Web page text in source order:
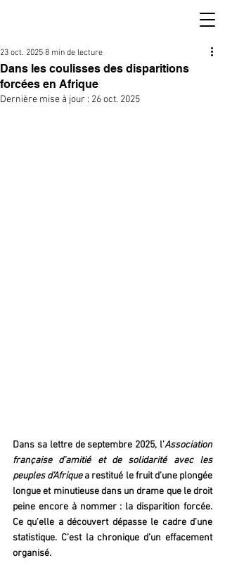
Dans les coulisses des disparitions
forcées en Afrique
23 oct. 2025 8 min de lecture
Dernière mise à jour : 26 oct. 2025
Dans sa lettre de septembre 2025, l’Association
française d’amitié et de solidarité avec les
peuples d’Afrique a restitué le fruit d’une plongée
longue et minutieuse dans un drame que le droit
peine encore à nommer : la disparition forcée.
Ce qu’elle a découvert dépasse le cadre d’une
statistique. C’est la chronique d’un effacement
organisé.